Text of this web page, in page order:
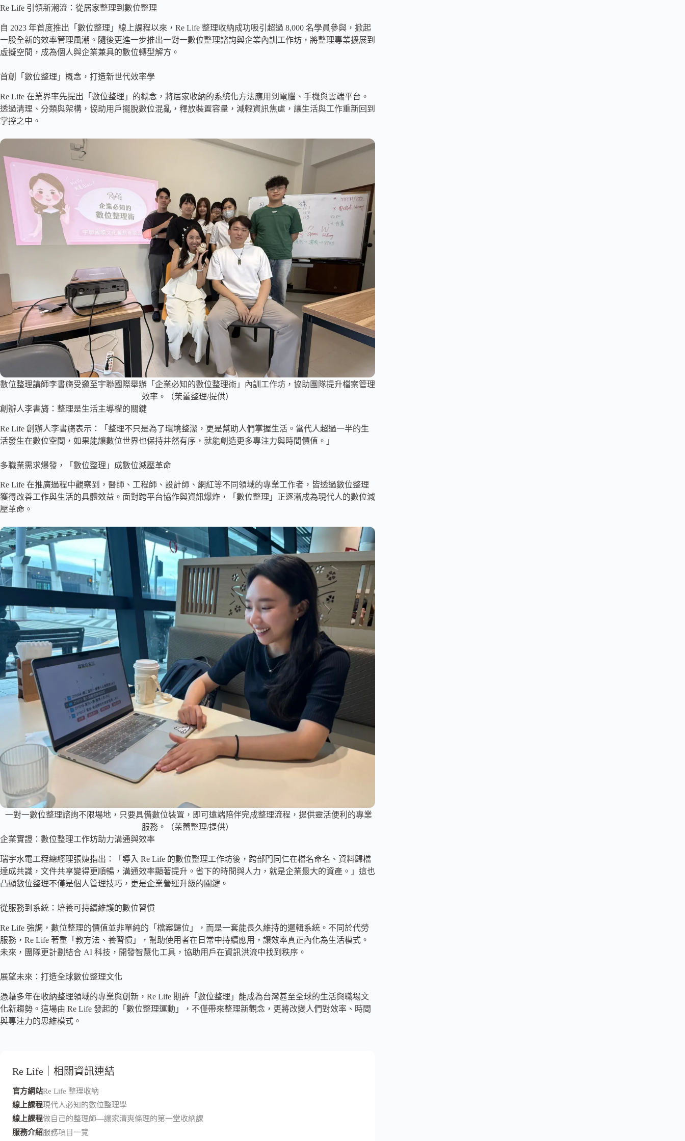
Re Life 引領新潮流：從居家整理到數位整理
自 2023 年首度推出「數位整理」線上課程以來，Re Life 整理收納成功吸引超過 8,000 名學員參與，掀起
一股全新的效率管理風潮。隨後更進一步推出一對一數位整理諮詢與企業內訓工作坊，將整理專業擴展到
虛擬空間，成為個人與企業兼具的數位轉型解方。
首創「數位整理」概念，打造新世代效率學
Re Life 在業界率先提出「數位整理」的概念，將居家收納的系統化方法應用到電腦、手機與雲端平台。
透過清理、分類與架構，協助用戶擺脫數位混亂，釋放裝置容量，減輕資訊焦慮，讓生活與工作重新回到
掌控之中。
數位整理講師李書旖受邀至宇聯國際舉辦「企業必知的數位整理術」內訓工作坊，協助團隊提升檔案管理
效率。（茉蕾整理/提供）
創辦人李書旖：整理是生活主導權的關鍵
Re Life 創辦人李書旖表示：「整理不只是為了環境整潔，更是幫助人們掌握生活。當代人超過一半的生
活發生在數位空間，如果能讓數位世界也保持井然有序，就能創造更多專注力與時間價值。」
多職業需求爆發，「數位整理」成數位減壓革命
Re Life 在推廣過程中觀察到，醫師、工程師、設計師、網紅等不同領域的專業工作者，皆透過數位整理
獲得改善工作與生活的具體效益。面對跨平台協作與資訊爆炸，「數位整理」正逐漸成為現代人的數位減
壓革命。
一對一數位整理諮詢不限場地，只要具備數位裝置，即可遠端陪伴完成整理流程，提供靈活便利的專業
服務。（茉蕾整理/提供）
企業實證：數位整理工作坊助力溝通與效率
瑞宇水電工程總經理張婕指出：「導入 Re Life 的數位整理工作坊後，跨部門同仁在檔名命名、資料歸檔
達成共識，文件共享變得更順暢，溝通效率顯著提升。省下的時間與人力，就是企業最大的資產。」這也
凸顯數位整理不僅是個人管理技巧，更是企業營運升級的關鍵。
從服務到系統：培養可持續維護的數位習慣
Re Life 強調，數位整理的價值並非單純的「檔案歸位」，而是一套能長久維持的邏輯系統。不同於代勞
服務，Re Life 著重「教方法、養習慣」，幫助使用者在日常中持續應用，讓效率真正內化為生活模式。
未來，團隊更計劃結合 AI 科技，開發智慧化工具，協助用戶在資訊洪流中找到秩序。
展望未來：打造全球數位整理文化
憑藉多年在收納整理領域的專業與創新，Re Life 期許「數位整理」能成為台灣甚至全球的生活與職場文
化新趨勢。這場由 Re Life 發起的「數位整理運動」，不僅帶來整理新觀念，更將改變人們對效率、時間
與專注力的思維模式。
Re Life｜相關資訊連結
官方網站Re Life 整理收納
線上課程現代人必知的數位整理學
線上課程做自己的整理師—讓家清爽條理的第一堂收納課
服務介紹服務項目一覽